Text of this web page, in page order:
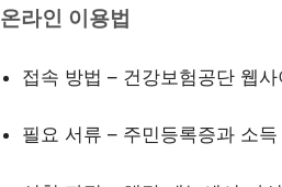
온라인 이용법
접속 방법 – 건강보험공단 웹
필요 서류 – 주민등록증과 소